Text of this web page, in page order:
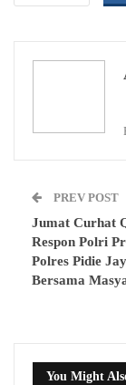
PREV POST
Jumat Curhat
Respon Polri
Polres Pidie
Bersama
You Might